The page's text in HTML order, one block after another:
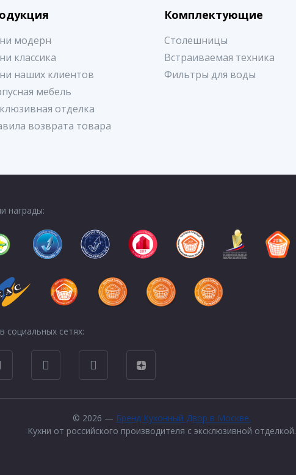
модерн
классика
наших клиентов
мебель
отделка
возврата товара
Комплектующие
Столешницы
Встраиваемая техника
Фильтры для воды
награды:
социальных сетях:
© 2026 — Бренд Кухонный Двор в Москве.
Кухни от российского производителя с эксклюзивной отделкой.